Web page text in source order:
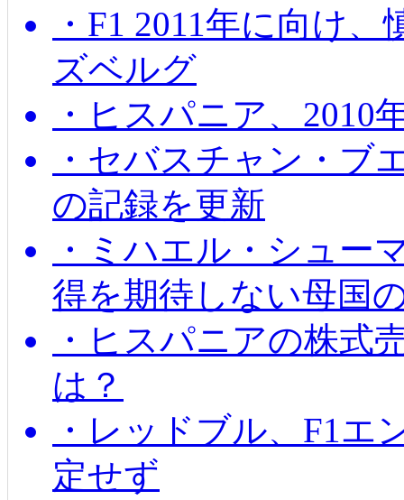
・F1 2011年に向け
ズベルグ
・ヒスパニア、2010
・セバスチャン・ブ
の記録を更新
・ミハエル・シュー
得を期待しない母国
・ヒスパニアの株式
は？
・レッドブル、F1エ
定せず